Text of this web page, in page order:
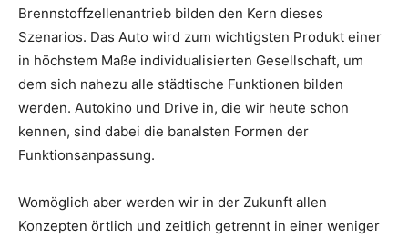
Brennstoffzellenantrieb bilden den Kern dieses
Szenarios. Das Auto wird zum wichtigsten Produkt einer
in höchstem Maße individualisierten Gesellschaft, um
dem sich nahezu alle städtische Funktionen bilden
werden. Autokino und Drive in, die wir heute schon
kennen, sind dabei die banalsten Formen der
Funktionsanpassung.
Womöglich aber werden wir in der Zukunft allen
Konzepten örtlich und zeitlich getrennt in einer weniger